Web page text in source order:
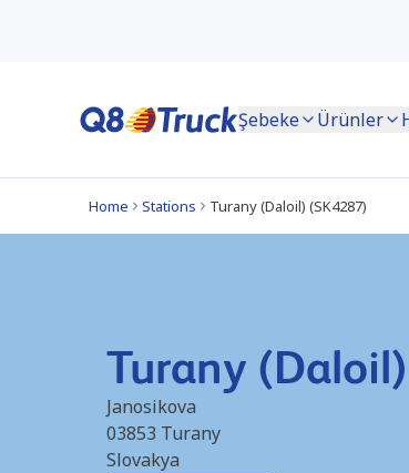
Şebeke Ürünler
Home Stations Turany (Daloil) (SK4287)
Turany
Janosikova
03853 Turany
Slovakya